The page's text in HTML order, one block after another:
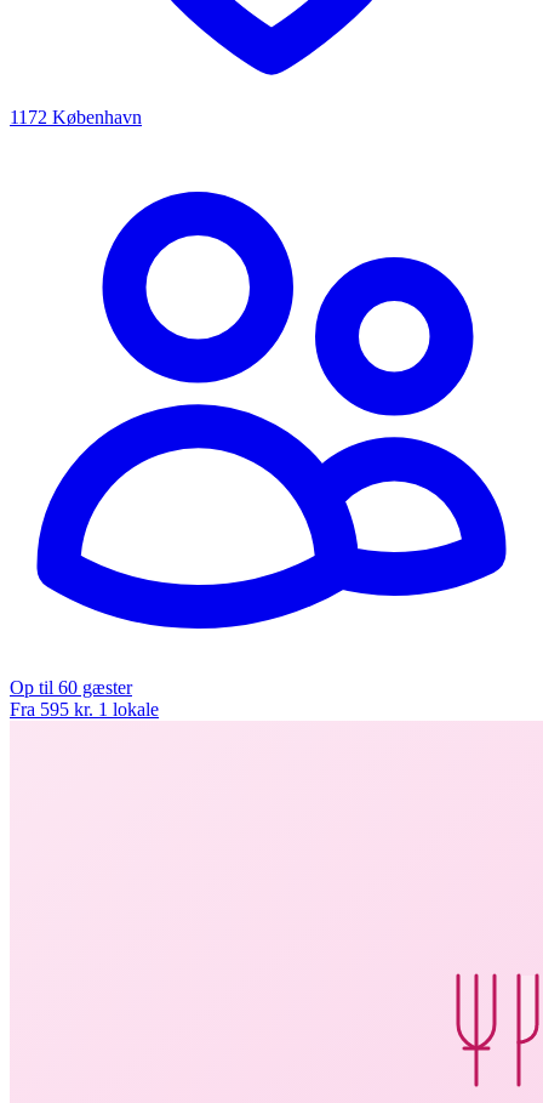
1172 København
Op til 60 gæster
Fra 595 kr. 1 lokale